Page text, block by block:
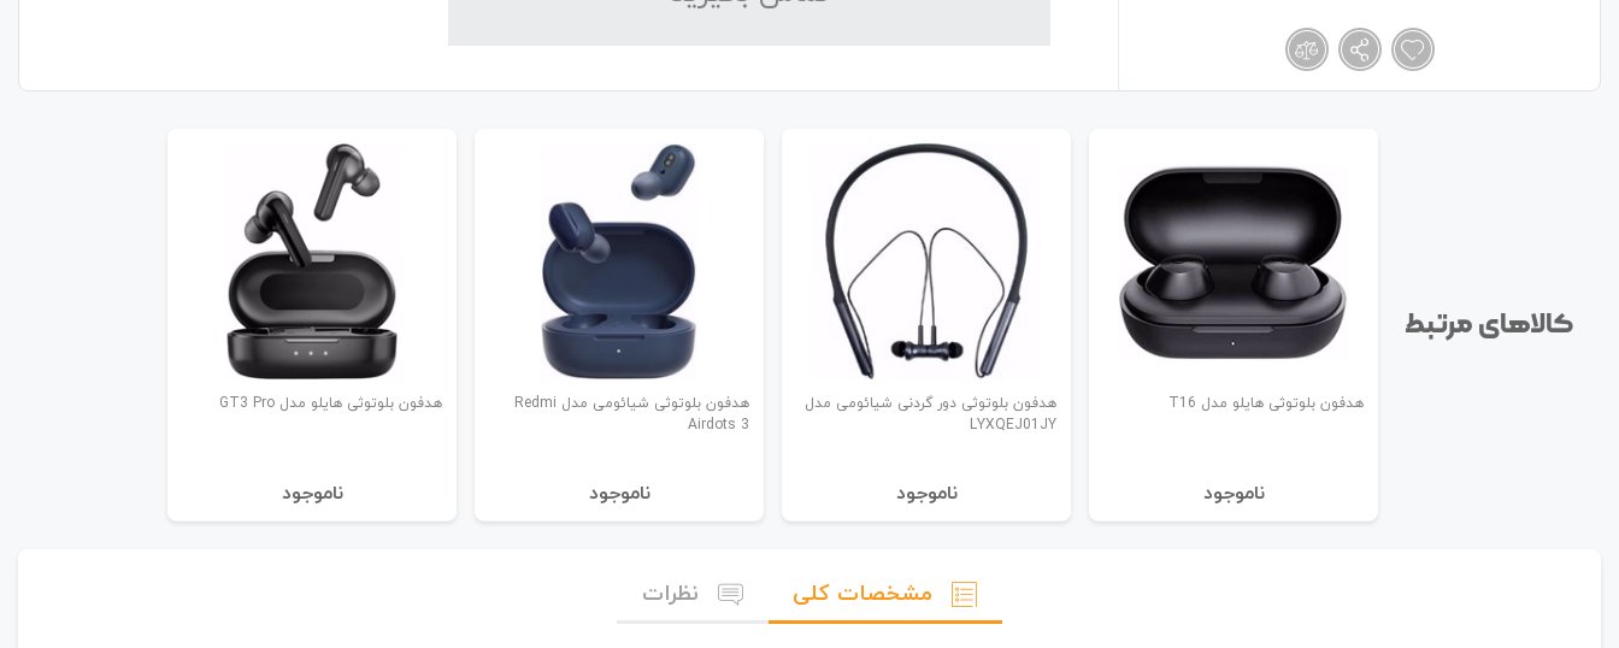
کالاهای مرتبط
هدفون بلوتوثی هایلو مدل T16
نا‌موجود
هدفون بلوتوثی دور گردنی شیائومی مدل
LYXQEJ01JY
نا‌موجود
هدفون بلوتوثی شیائومی مدل Redmi
Airdots 3
نا‌موجود
هدفون بلوتوثی هایلو مدل GT3 Pro
نا‌موجود
مشخصات کلی نظرات